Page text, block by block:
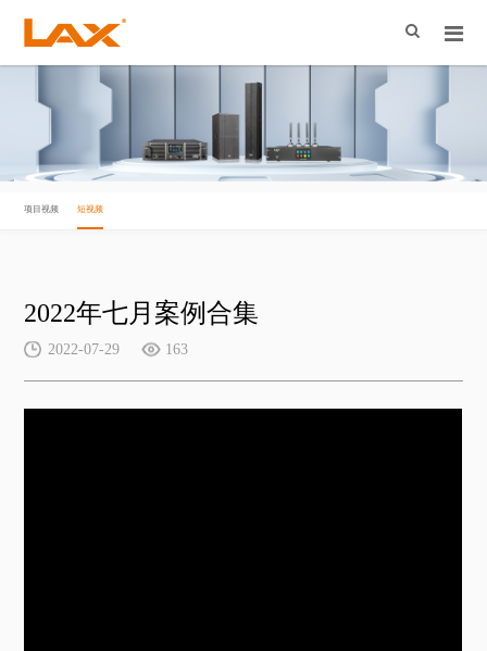
项目视频 短视频
2022年七月案例合集
2022-07-29 163